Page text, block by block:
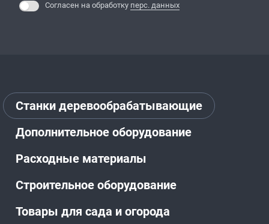
Станки деревообрабатывающие
Дополнительное оборудование
Расходные материалы
Строительное оборудование
Товары для сада и огорода
Согласен на обработку перс. данных